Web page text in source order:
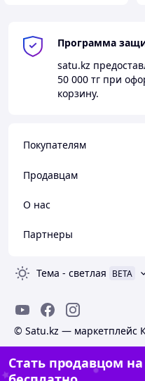
Программа
satu.kz
50 000 тг при
корзину.
Покупателям
Продавцам
О нас
Партнеры
Тема - светлая BETA
© Satu.kz — маркетплейс
Стать продавцом